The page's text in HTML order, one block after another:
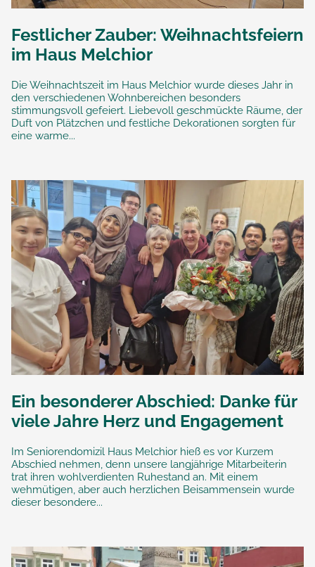
Festlicher Zauber: Weihnachtsfeiern
im Haus Melchior
Die Weihnachtszeit im Haus Melchior wurde dieses Jahr in
den verschiedenen Wohnbereichen besonders
stimmungsvoll gefeiert. Liebevoll geschmückte Räume, der
Duft von Plätzchen und festliche Dekorationen sorgten für
eine warme...
Ein besonderer Abschied: Danke für
viele Jahre Herz und Engagement
Im Seniorendomizil Haus Melchior hieß es vor Kurzem
Abschied nehmen, denn unsere langjährige Mitarbeiterin
trat ihren wohlverdienten Ruhestand an. Mit einem
wehmütigen, aber auch herzlichen Beisammensein wurde
dieser besondere...